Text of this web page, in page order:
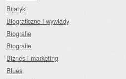
Bijatyki
Biograficzne i wywiady
Biografie
Biografie
Biznes i marketing
Blues